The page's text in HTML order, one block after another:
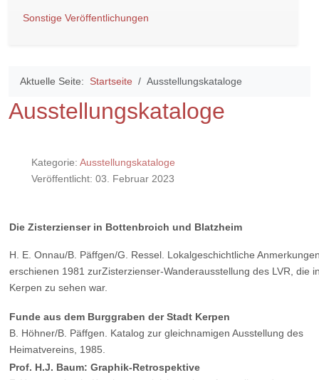
Sonstige Veröffentlichungen
Aktuelle Seite: Startseite Ausstellungskataloge
Ausstellungskataloge
Kategorie: Ausstellungskataloge
Veröffentlicht: 03. Februar 2023
Die Zisterzienser in Bottenbroich und Blatzheim
H. E. Onnau/B. Päffgen/G. Ressel. Lokalgeschichtliche
erschienen 1981 zurZisterzienser-Wanderausstellung des LVR, die
Kerpen zu sehen war.
Funde aus dem Burggraben der Stadt Kerpen
B. Höhner/B. Päffgen. Katalog zur gleichnamigen Ausstellung des
Heimatvereins, 1985.
Prof. H.J. Baum: Graphik-Retrospektive